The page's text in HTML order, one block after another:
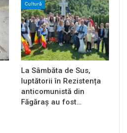
Cultură
La Sâmbăta de Sus,
luptătorii în Rezistența
anticomunistă din
Făgăraș au fost…